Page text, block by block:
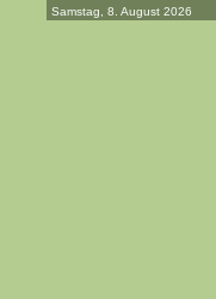
Samstag, 8. August 2026